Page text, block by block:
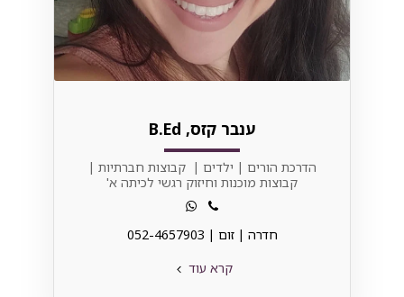
ענבר קזס, B.Ed
הדרכת הורים | ילדים | קבוצות חברתיות |
קבוצות מוכנות וחיזוק רגשי לכיתה א'
חדרה | זום | 052-4657903
קרא עוד